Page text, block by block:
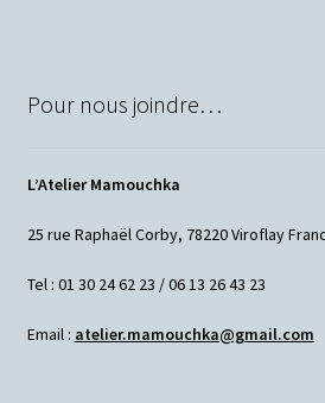
Pour nous joindre…
L’Atelier Mamouchka
25 rue Raphaël Corby, 78220 Viroflay
Tel : 01 30 24 62 23 / 06 13 26 43 23
Email : atelier.mamouchka@gmail.com